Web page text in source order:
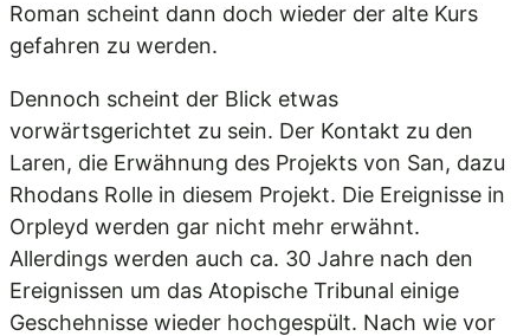
Roman scheint dann doch wieder der alte Kurs
gefahren zu werden.
Dennoch scheint der Blick etwas
vorwärtsgerichtet zu sein. Der Kontakt zu den
Laren, die Erwähnung des Projekts von San, dazu
Rhodans Rolle in diesem Projekt. Die Ereignisse in
Orpleyd werden gar nicht mehr erwähnt.
Allerdings werden auch ca. 30 Jahre nach den
Ereignissen um das Atopische Tribunal einige
Geschehnisse wieder hochgespült. Nach wie vor